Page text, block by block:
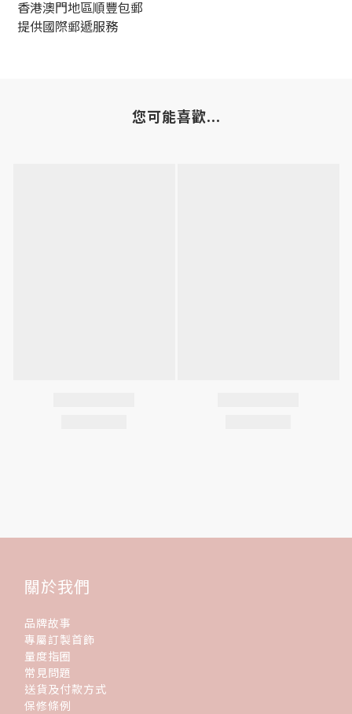
香港澳門地區順豐包郵
提供國際郵遞服務
您可能喜歡...
關於我們
品牌故事
專屬訂製首飾
量度指圈
常見問題
送貨及付款方式
保修條例